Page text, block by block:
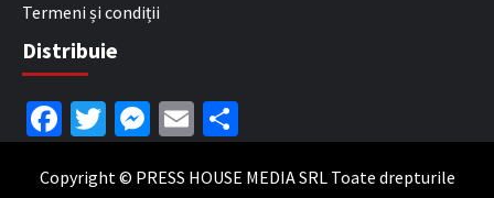
Termeni și condiții
Distribuie
Facebook
Twitter
Messenger
Email
Copyright © PRESS HOUSE MEDIA SRL Toate drepturile